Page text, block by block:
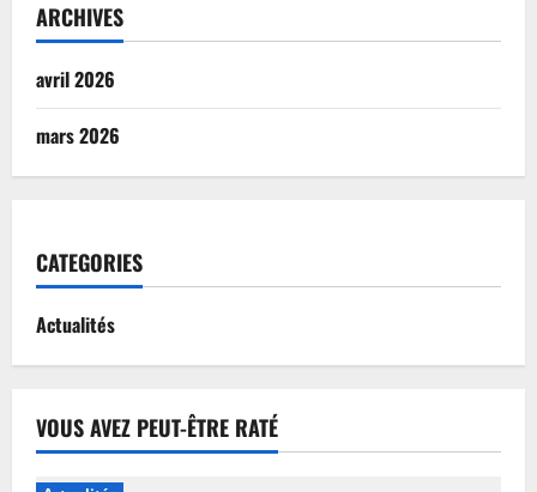
ARCHIVES
avril 2026
mars 2026
CATEGORIES
Actualités
VOUS AVEZ PEUT-ÊTRE RATÉ